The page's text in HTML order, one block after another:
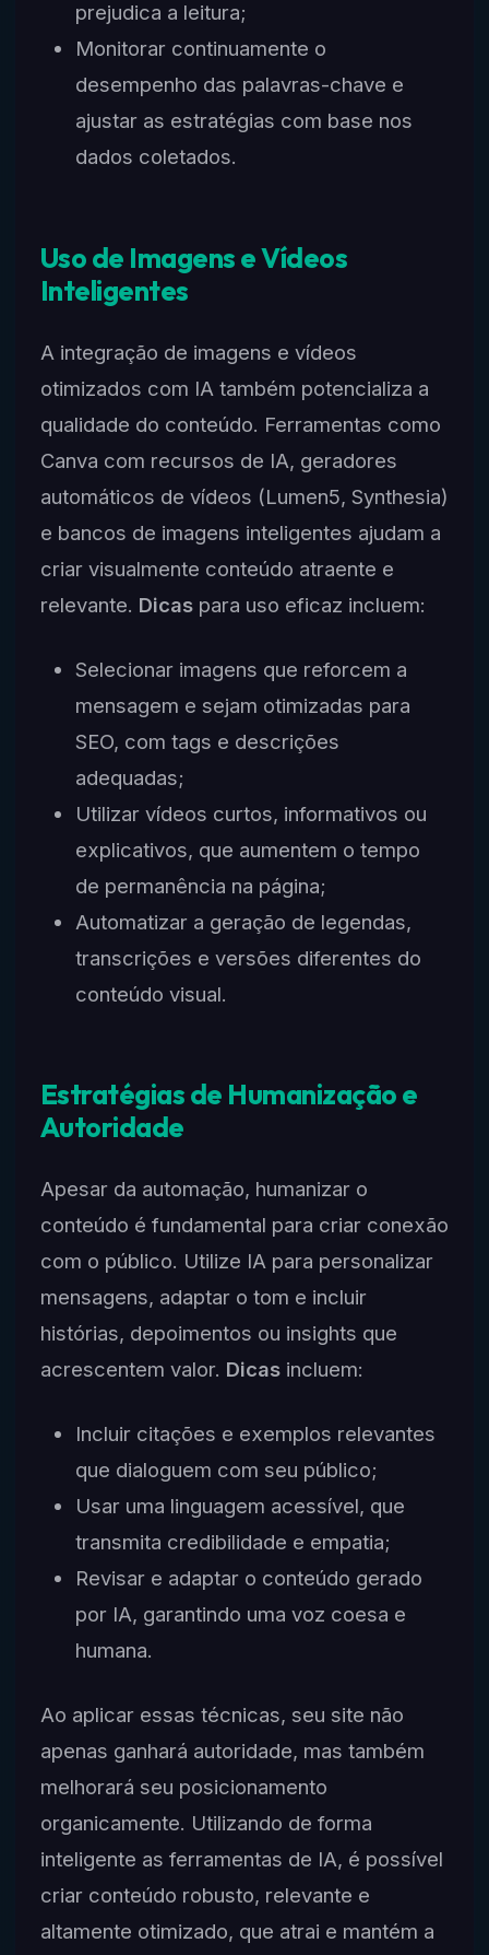
prejudica a leitura;
Monitorar continuamente o
desempenho das palavras-chave e
ajustar as estratégias com base nos
dados coletados.
Uso de Imagens e Vídeos
Inteligentes
A integração de imagens e vídeos
otimizados com IA também potencializa a
qualidade do conteúdo. Ferramentas como
Canva com recursos de IA, geradores
automáticos de vídeos (Lumen5, Synthesia)
e bancos de imagens inteligentes ajudam a
criar visualmente conteúdo atraente e
relevante. Dicaspara uso eficaz incluem:
Selecionar imagens que reforcem a
mensagem e sejam otimizadas para
SEO, com tags e descrições
adequadas;
Utilizar vídeos curtos, informativos ou
explicativos, que aumentem o tempo
de permanência na página;
Automatizar a geração de legendas,
transcrições e versões diferentes do
conteúdo visual.
Estratégias de Humanização e
Autoridade
Apesar da automação, humanizar o
conteúdo é fundamental para criar conexão
com o público. Utilize IA para personalizar
mensagens, adaptar o tom e incluir
histórias, depoimentos ou insights que
acrescentem valor. Dicasincluem:
Incluir citações e exemplos relevantes
que dialoguem com seu público;
Usar uma linguagem acessível, que
transmita credibilidade e empatia;
Revisar e adaptar o conteúdo gerado
por IA, garantindo uma voz coesa e
humana.
Ao aplicar essas técnicas, seu site não
apenas ganhará autoridade, mas também
melhorará seu posicionamento
organicamente. Utilizando de forma
inteligente as ferramentas de IA, é possível
criar conteúdo robusto, relevante e
altamente otimizado, que atrai e mantém a